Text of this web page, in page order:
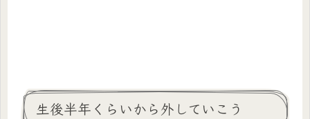
生後半年くらいから外していこう